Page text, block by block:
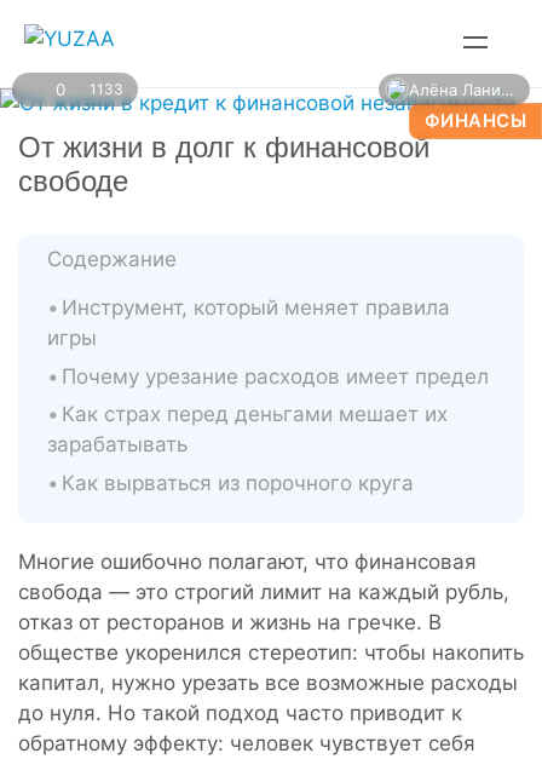
контенту
От жизни в долг к финансовой
свободе
ФИНАНСЫ
1133
0 Алёна Ланина
Содержание
Инструмент, который меняет правила
игры
Почему урезание расходов имеет предел
Как страх перед деньгами мешает их
зарабатывать
Как вырваться из порочного круга
Многие ошибочно полагают, что финансовая
свобода — это строгий лимит на каждый рубль,
отказ от ресторанов и жизнь на гречке. В
обществе укоренился стереотип: чтобы накопить
капитал, нужно урезать все возможные расходы
до нуля. Но такой подход часто приводит к
обратному эффекту: человек чувствует себя